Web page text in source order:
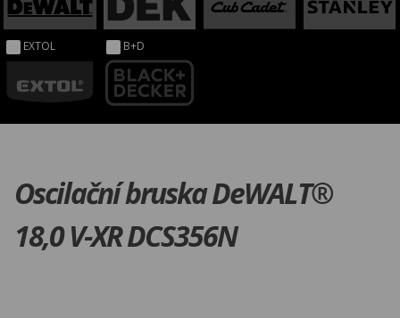
EXTOL B+D
Oscilační bruska DeWALT®
18,0 V-XR DCS356N